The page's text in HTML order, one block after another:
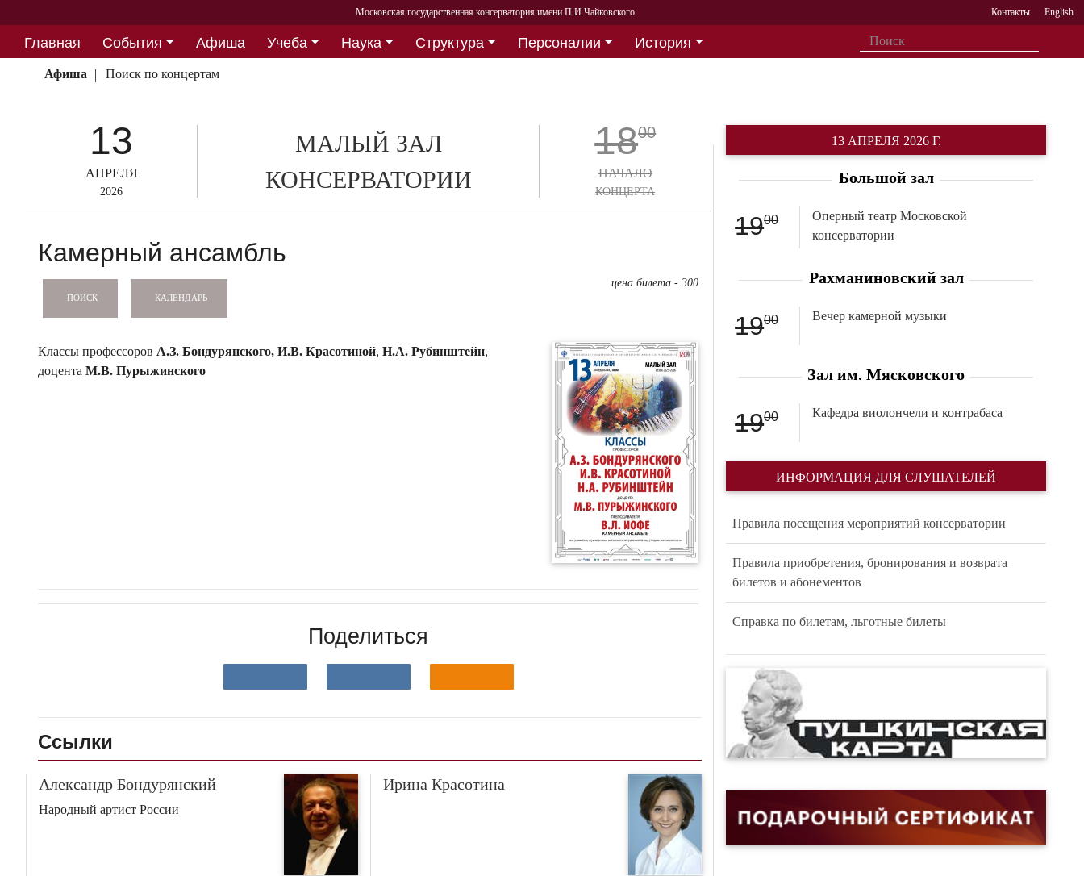
Московская государственная консерватория имени П.И.Чайковского Контакты English
Главная События Афиша Учеба Наука Структура Персоналии
История
Партнерство
Афиша Поиск по концертам
13
АПРЕЛЯ
2026
МАЛЫЙ ЗАЛ
КОНСЕРВАТОРИИ
1800
НАЧАЛО
КОНЦЕРТА
Камерный ансамбль
ПОИСК КАЛЕНДАРЬ
цена билета - 300
Классы профессоров А.З. Бондурянского, И.В. Красотиной, Н.А. Рубинштейн,
доцента М.В. Пурыжинского
Поделиться
Ссылки
Александр Бондурянский
Народный артист России
Ирина Красотина
13 АПРЕЛЯ 2026 Г.
Большой зал
1900
Оперный театр Московской
консерватории
Рахманиновский зал
1900 Вечер камерной музыки
Зал им. Мясковского
1900 Кафедра виолончели и контрабаса
ИНФОРМАЦИЯ ДЛЯ СЛУШАТЕЛЕЙ
Правила посещения мероприятий консерватории
Правила приобретения, бронирования и возврата
билетов и абонементов
Справка по билетам, льготные билеты